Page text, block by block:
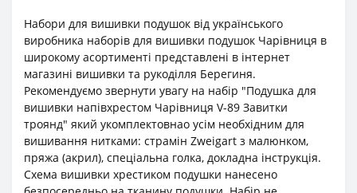
Набори для вишивки подушок від українського
виробника наборів для вишивки подушок Чарівниця в
широкому асортименті представлені в інтернет
магазині вишивки та рукоділля Берегиня.
Рекомендуємо звернути увагу на набір "Подушка для
вишивки напівхрестом Чарівниця V-89 Завитки
троянд" який укомплектовнао усім необхідним для
вишивання нитками: страмін Zweigart з малюнком,
пряжа (акрил), спеціальна голка, докладна інструкція.
Схема вишивки хрестиком подушки нанесено